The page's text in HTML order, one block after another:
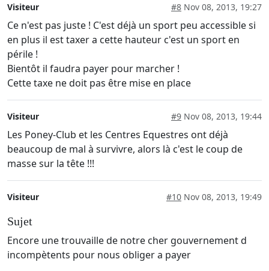
Visiteur #8 Nov 08, 2013, 19:27
Ce n'est pas juste ! C'est déjà un sport peu accessible si
en plus il est taxer a cette hauteur c'est un sport en
périle !
Bientôt il faudra payer pour marcher !
Cette taxe ne doit pas être mise en place
Visiteur #9 Nov 08, 2013, 19:44
Les Poney-Club et les Centres Equestres ont déjà
beaucoup de mal à survivre, alors là c'est le coup de
masse sur la tête !!!
Visiteur #10 Nov 08, 2013, 19:49
Sujet
Encore une trouvaille de notre cher gouvernement d
incompètents pour nous obliger a payer